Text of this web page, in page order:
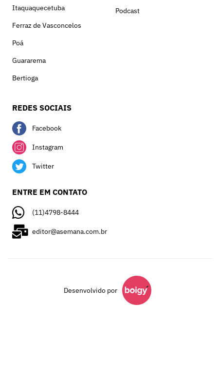
Itaquaquecetuba
Ferraz de Vasconcelos
Poá
Guararema
Bertioga
Podcast
REDES SOCIAIS
Facebook
Instagram
Twitter
ENTRE EM CONTATO
(11)4798-8444
editor@asemana.com.br
Desenvolvido por